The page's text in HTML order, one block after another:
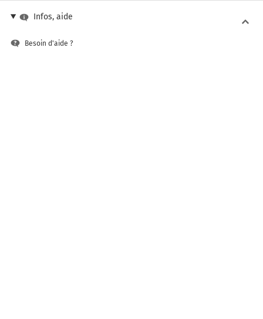
Infos, aide
Besoin d'aide ?